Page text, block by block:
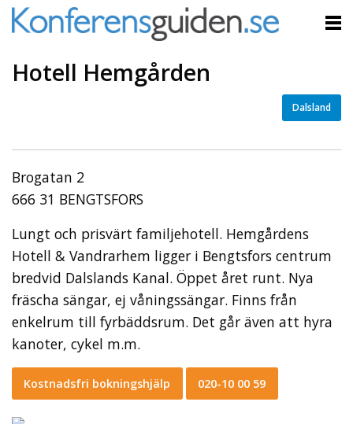
Hotell Hemgården
Dalsland
Brogatan 2
666 31 BENGTSFORS
Lungt och prisvärt familjehotell. Hemgårdens
Hotell & Vandrarhem ligger i Bengtsfors centrum
bredvid Dalslands Kanal. Öppet året runt. Nya
fräscha sängar, ej våningssängar. Finns från
enkelrum till fyrbäddsrum. Det går även att hyra
kanoter, cykel m.m.
Kostnadsfri bokningshjälp 020-10 00 59